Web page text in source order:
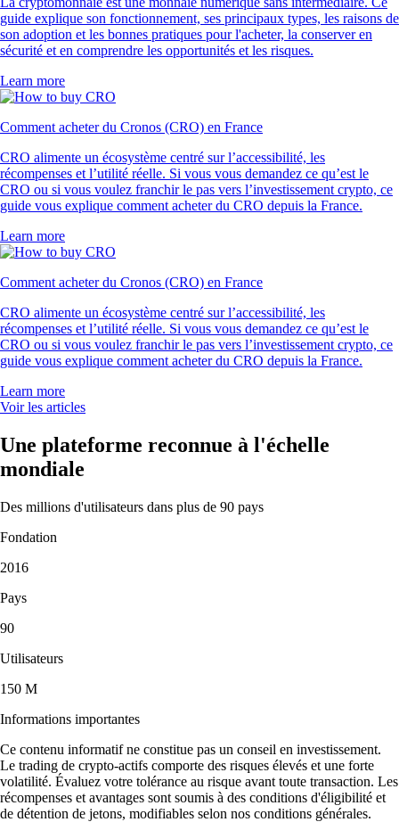
guide explique son fonctionnement, ses principaux types, les raisons de
son adoption et les bonnes pratiques pour l'acheter, la conserver en
sécurité et en comprendre les opportunités et les risques.
Learn more
Comment acheter du Cronos (CRO) en France
CRO alimente un écosystème centré sur l’accessibilité, les
récompenses et l’utilité réelle. Si vous vous demandez ce qu’est le
CRO ou si vous voulez franchir le pas vers l’investissement crypto, ce
guide vous explique comment acheter du CRO depuis la France.
Learn more
Comment acheter du Cronos (CRO) en France
CRO alimente un écosystème centré sur l’accessibilité, les
récompenses et l’utilité réelle. Si vous vous demandez ce qu’est le
CRO ou si vous voulez franchir le pas vers l’investissement crypto, ce
guide vous explique comment acheter du CRO depuis la France.
Learn more
Voir les articles
Une plateforme reconnue à l'échelle
mondiale
Des millions d'utilisateurs dans plus de 90 pays
Fondation
2016
Pays
90
Utilisateurs
150 M
Informations importantes
Ce contenu informatif ne constitue pas un conseil en investissement.
Le trading de crypto-actifs comporte des risques élevés et une forte
volatilité. Évaluez votre tolérance au risque avant toute transaction. Les
récompenses et avantages sont soumis à des conditions d'éligibilité et
de détention de jetons, modifiables selon nos conditions générales.